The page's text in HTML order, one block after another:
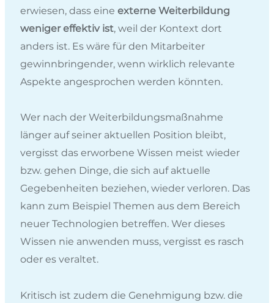
erwiesen, dass eine externe Weiterbildung
weniger effektiv ist, weil der Kontext dort
anders ist. Es wäre für den Mitarbeiter
gewinnbringender, wenn wirklich relevante
Aspekte angesprochen werden könnten.
Wer nach der Weiterbildungsmaßnahme
länger auf seiner aktuellen Position bleibt,
vergisst das erworbene Wissen meist wieder
bzw. gehen Dinge, die sich auf aktuelle
Gegebenheiten beziehen, wieder verloren. Das
kann zum Beispiel Themen aus dem Bereich
neuer Technologien betreffen. Wer dieses
Wissen nie anwenden muss, vergisst es rasch
oder es veraltet.
Kritisch ist zudem die Genehmigung bzw. die